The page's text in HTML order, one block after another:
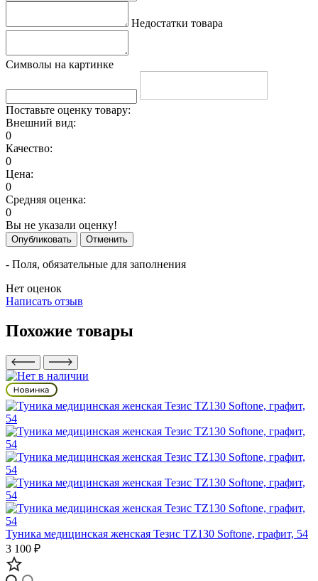
Недостатки товара
Символы на картинке
Поставьте оценку товару:
Внешний вид:
0
Качество:
0
Цена:
0
Средняя оценка:
0
Вы не указали оценку!
Опубликовать Отменить
- Поля, обязательные для заполнения
Нет оценок
Написать отзыв
Похожие товары
Туника медицинская женская Тезис TZ130 Softone, графит, 54
3 100 ₽